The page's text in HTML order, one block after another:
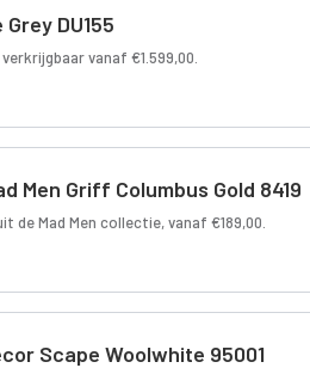
DU155
vanaf €1.599,00.
Men Griff Columbus Gold 8419
de Mad Men collectie, vanaf €189,00.
Scape Woolwhite 95001